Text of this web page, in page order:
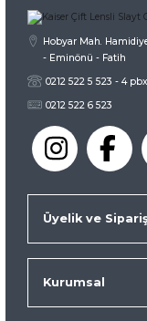
Hobyar Mah.
- Eminönü - Fatih
0212 522 5 523 - 4
0212 522 6 523
Üyelik ve
Kurumsal